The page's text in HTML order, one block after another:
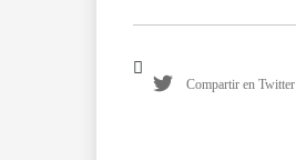
Compartir en Twitter